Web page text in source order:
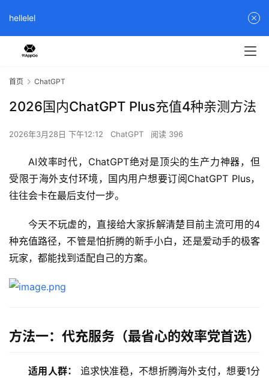
首页 ChatGPT
2026国内ChatGPT Plus充值4种亲测方法
2026年3月28日 下午12:12 ChatGPT 阅读 396
AI效率时代，ChatGPT绝对是顶尖的生产力神器，但
受限于海外支付环境，国内用户想要订阅ChatGPT Plus，
往往会卡在最后支付一步。
今天不玩虚的，直接给大家拆解清楚目前主流可用的4
种充值路径，不管是怕折腾的新手小白，还是爱动手的极客
玩家，都能找到适配自己的方案。
方法一：代充服务（最省心的效率党首选）
适用人群：
追求快准稳，不想折腾海外支付，想要1分
hellelel